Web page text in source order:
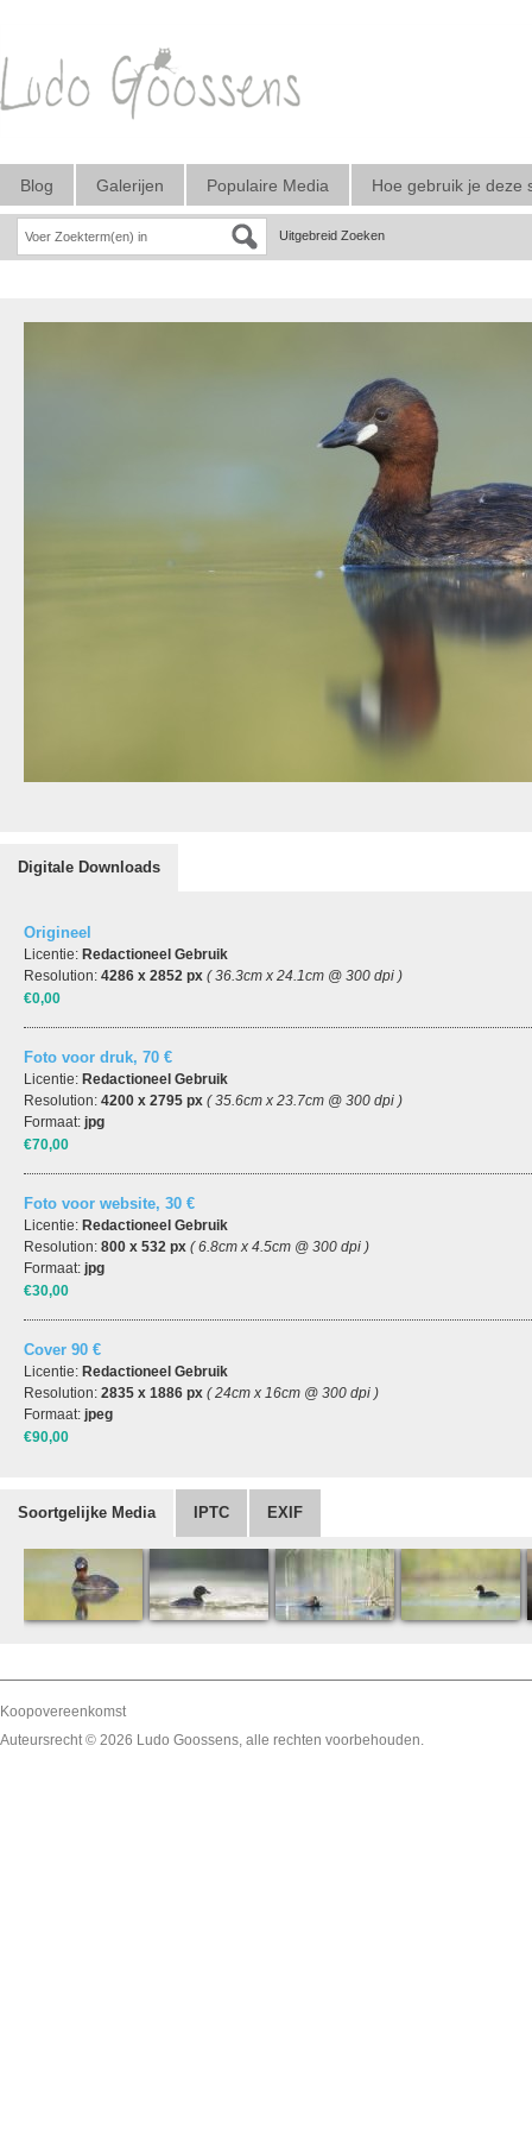
Blog Galerijen Populaire Media Hoe gebruik je deze
Uitgebreid Zoeken
Digitale Downloads
Origineel
Licentie: Redactioneel Gebruik
Resolution: 4286 x 2852 px ( 36.3cm x 24.1cm @ 300 dpi )
€0,00
Foto voor druk, 70 €
Licentie: Redactioneel Gebruik
Resolution: 4200 x 2795 px ( 35.6cm x 23.7cm @ 300 dpi )
Formaat: jpg
€70,00
Foto voor website, 30 €
Licentie: Redactioneel Gebruik
Resolution: 800 x 532 px ( 6.8cm x 4.5cm @ 300 dpi )
Formaat: jpg
€30,00
Cover 90 €
Licentie: Redactioneel Gebruik
Resolution: 2835 x 1886 px ( 24cm x 16cm @ 300 dpi )
Formaat: jpeg
€90,00
Soortgelijke Media IPTC EXIF
Koopovereenkomst
Auteursrecht © 2026 Ludo Goossens, alle rechten voorbehouden.